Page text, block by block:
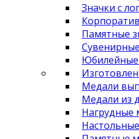
Значки с
Памятные
Юбилейные
Медали
Медали из
Нагрудные